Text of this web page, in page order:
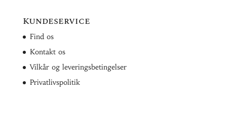
Kundeservice
Find os
Kontakt os
Vilkår og leveringsbetingelser
Privatlivspolitik